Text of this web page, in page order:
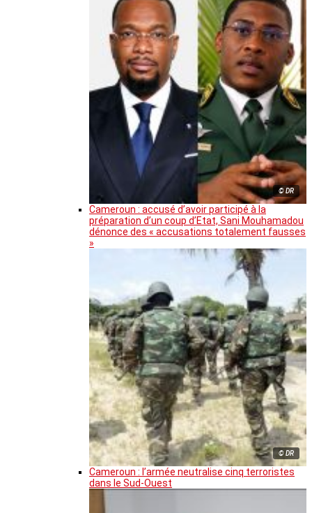
© DR
Cameroun : accusé d’avoir participé à la
préparation d’un coup d’Etat, Sani Mouhamadou
dénonce des « accusations totalement fausses
»
© DR
Cameroun : l’armée neutralise cinq terroristes
dans le Sud-Ouest